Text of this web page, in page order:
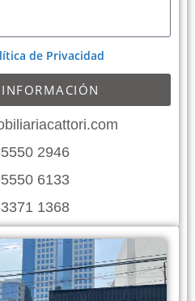
de Privacidad
2946
6133
1368